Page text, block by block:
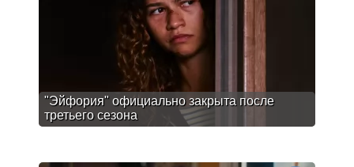
"Эйфория" официально закрыта после
третьего сезона